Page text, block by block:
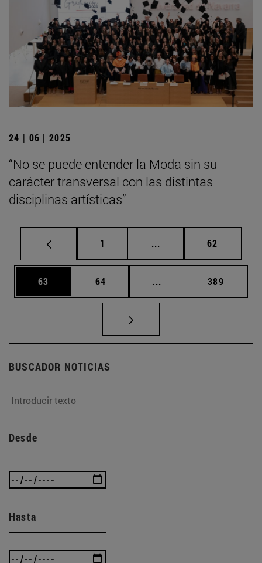
24 | 06 | 2025
“No se puede entender la Moda sin su
carácter transversal con las distintas
disciplinas artísticas”
Página
1 ... Páginas intermedias
Página
62
Página
63 Página
64 ... Páginas intermedias
Página
389
BUSCADOR NOTICIAS
Desde
Hasta